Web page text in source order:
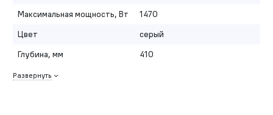
Максимальная мощность, Вт
1470
Цвет
серый
Глубина, мм
410
Развернуть